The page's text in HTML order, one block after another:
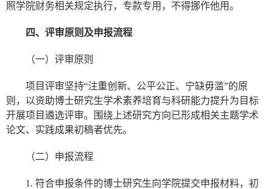
照学院财务相关规定执行，专款专用，不得挪作他用。
四、评审原则及申报流程
（一）评审原则
项目评审坚持“注重创新、公平公正、宁缺毋滥”的原
则，以资助博士研究生学术素养培育与科研能力提升为目标
开展项目遴选评审。围绕上述研究方向已形成相关主题学术
论文、实践成果初稿者优先。
（二）申报流程
1. 符合申报条件的博士研究生向学院提交申报材料，初